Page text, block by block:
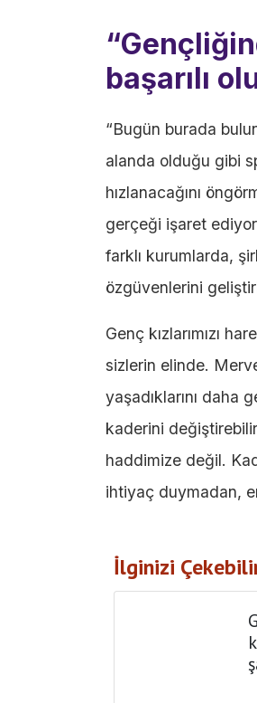
başarılı
“Bugün burada
alanda olduğu gibi
hızlanacağını
gerçeği işaret
farklı kurumlarda,
özgüvenlerini
Genç kızlarımızı
sizlerin elinde. Merve
yaşadıklarını daha
kaderini
haddimize değil.
ihtiyaç duymadan,
İlginizi